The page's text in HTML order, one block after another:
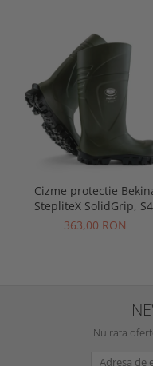
Cizme protectie
StepliteX SolidGrip,
verde/negru
363,00 RON
Nu rata